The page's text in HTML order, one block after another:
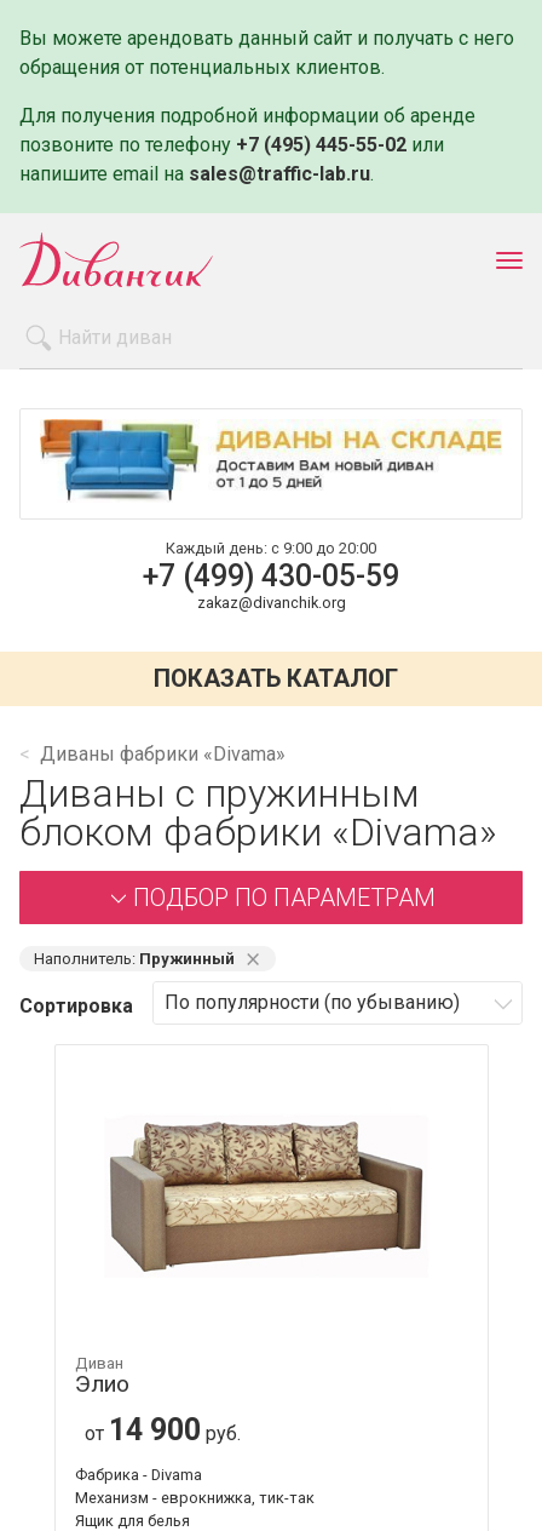
Вы можете арендовать данный сайт и получать с него
обращения от потенциальных клиентов.
Для получения подробной информации об аренде
позвоните по телефону +7 (495) 445-55-02 или
напишите email на sales@traffic-lab.ru.
Оплата и доставка
Контакты
Каждый день: с 9:00 до 20:00
+7 (499) 430-05-59
zakaz@divanchik.org
ПОКАЗАТЬ КАТАЛОГ
Диваны фабрики «Divama»
Диваны с пружинным
блоком фабрики «Divama»
ПОДБОР ПО ПАРАМЕТРАМ
Наполнитель: Пружинный ⨯
Сортировка
Диван
Элио
от 14 900 руб.
Фабрика - Divama
Механизм - еврокнижка, тик-так
Ящик для белья